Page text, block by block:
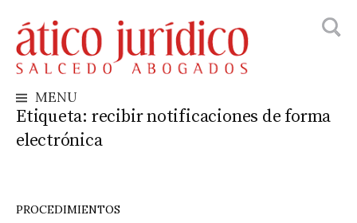
to
content
MENU
Etiqueta: recibir notificaciones de forma
electrónica
PROCEDIMIENTOS